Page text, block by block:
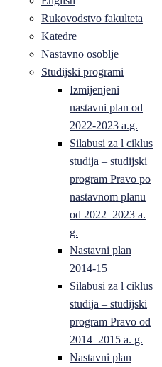
Rukovodstvo fakulteta
Katedre
Nastavno osoblje
Studijski programi
Izmijenjeni
nastavni plan od
2022-2023 a.g.
Silabusi za l ciklus
studija – studijski
program Pravo po
nastavnom planu
od 2022–2023 a.
g.
Nastavni plan
2014-15
Silabusi za l ciklus
studija – studijski
program Pravo od
2014–2015 a. g.
Nastavni plan